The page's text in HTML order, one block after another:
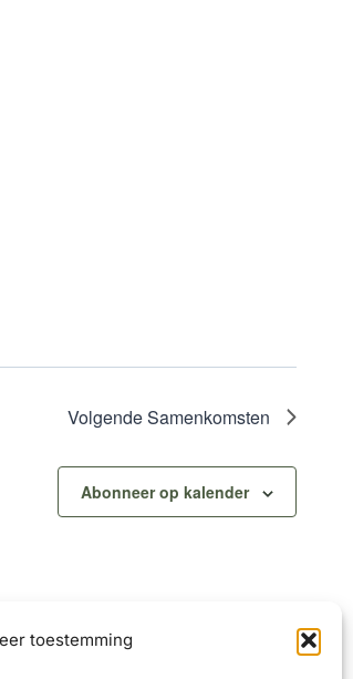
toestemming
VolgendeSamenkomsten
Abonneer op kalender